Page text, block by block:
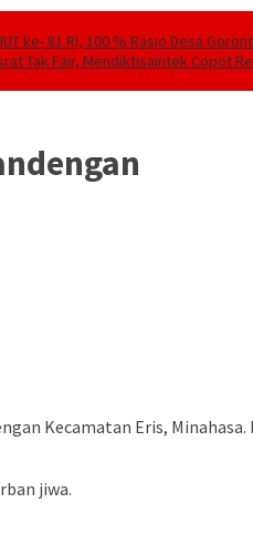
ke- 81 RI, 100 % Rasio Desa
Tak Fair, Mendiktisaintek Copot
Kecamatan Eris,
jiwa.